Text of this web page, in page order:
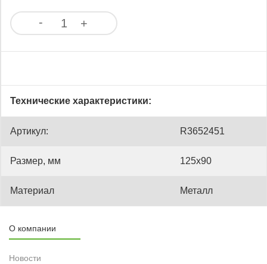
- +
Технические характеристики:
Артикул: R3652451
Размер, мм 125x90
Материал Металл
О компании
Новости